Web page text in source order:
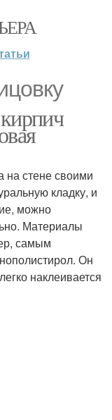
на стене своими
кладку, и
можно
Материалы
самым
Он
наклеивается